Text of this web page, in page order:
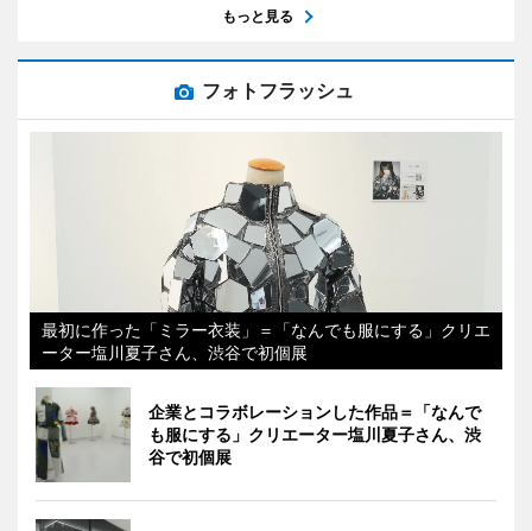
もっと見る
フォトフラッシュ
最初に作った「ミラー衣装」＝「なんでも服にする」クリエ
ーター塩川夏子さん、渋谷で初個展
企業とコラボレーションした作品＝「なんで
も服にする」クリエーター塩川夏子さん、渋
谷で初個展